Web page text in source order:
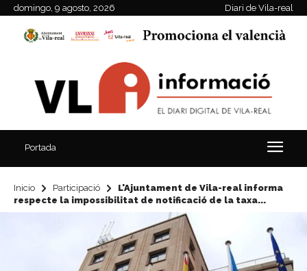
domingo, 9 agosto, 2026 Diari de Vila-real
Portada
Inicio Participació
L'Ajuntament de Vila-real informa
respecte la impossibilitat de notificació de la taxa...